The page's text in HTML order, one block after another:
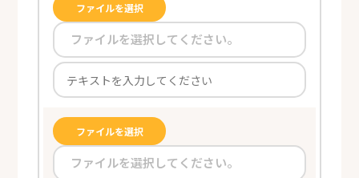
ファイルを選択
ファイルを選択してください。
ファイルを選択
ファイルを選択してください。